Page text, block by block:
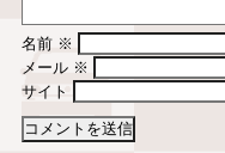
名前 ※
メール ※
サイト